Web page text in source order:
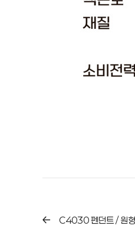
C4030 펜던트 / 원